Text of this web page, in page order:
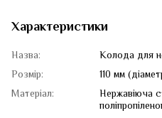
Характеристики
Назва:
Колода для
Розмір:
110 мм
Матеріал:
Нержавіюча